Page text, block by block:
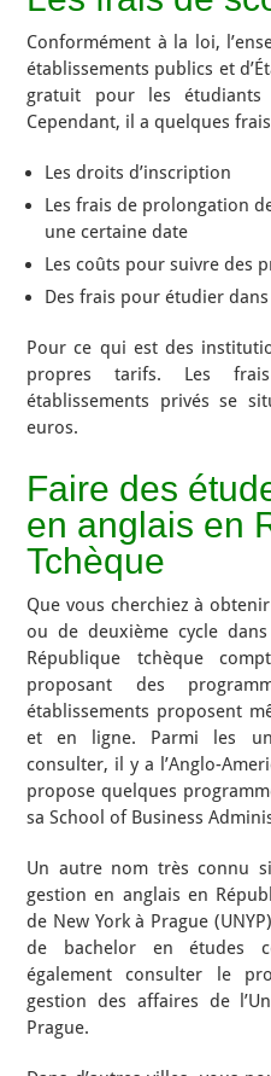
Conformément à la loi,
établissements publics et
gratuit pour les
Cependant, il a quelques
Les droits d’inscription
Les frais de prolongation
une certaine date
Les coûts pour suivre des
Des frais pour étudier
Pour ce qui est des
propres tarifs. Les
établissements privés se
euros.
Faire des
en anglais en
Tchèque
Que vous cherchiez à
ou de deuxième cycle
République tchèque
proposant des
établissements proposent
et en ligne. Parmi les
consulter, il y a l’Anglo-
propose quelques
sa School of Business
Un autre nom très connu
gestion en anglais en
de New York à Prague
de bachelor en études
également consulter le
gestion des affaires de
Prague.